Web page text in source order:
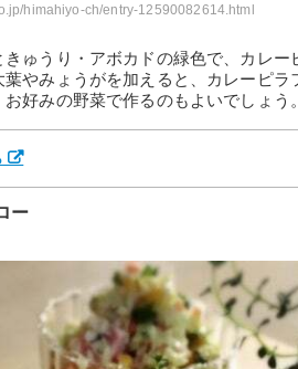
himahiyo-ch/entry-12590082614.html
きゅうり・アボカドの緑色で、カレ
やみょうがを加えると、カレーピ
好みの野菜で作るのもよいでしょう。
ー